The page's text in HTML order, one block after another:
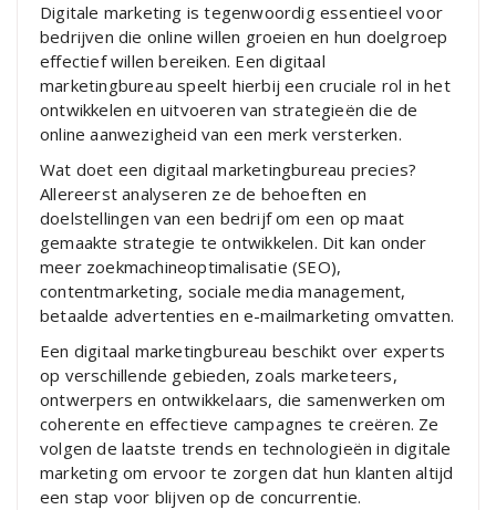
Digitale marketing is tegenwoordig essentieel voor
bedrijven die online willen groeien en hun doelgroep
effectief willen bereiken. Een digitaal
marketingbureau speelt hierbij een cruciale rol in het
ontwikkelen en uitvoeren van strategieën die de
online aanwezigheid van een merk versterken.
Wat doet een digitaal marketingbureau precies?
Allereerst analyseren ze de behoeften en
doelstellingen van een bedrijf om een op maat
gemaakte strategie te ontwikkelen. Dit kan onder
meer zoekmachineoptimalisatie (SEO),
contentmarketing, sociale media management,
betaalde advertenties en e-mailmarketing omvatten.
Een digitaal marketingbureau beschikt over experts
op verschillende gebieden, zoals marketeers,
ontwerpers en ontwikkelaars, die samenwerken om
coherente en effectieve campagnes te creëren. Ze
volgen de laatste trends en technologieën in digitale
marketing om ervoor te zorgen dat hun klanten altijd
een stap voor blijven op de concurrentie.